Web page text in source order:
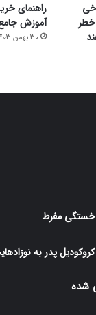
خطر
راهنمای
آموزش
30 بهمن 1403
خستگی مفرط
پدر به
شده